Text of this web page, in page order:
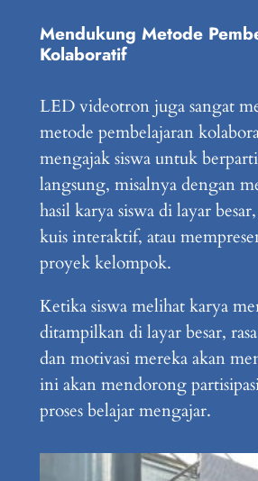
Mendukung Metode
Kolaboratif
LED videotron juga sangat
metode pembelajaran
mengajak siswa untuk
langsung, misalnya dengan
hasil karya siswa di layar
kuis interaktif, atau
proyek kelompok.
Ketika siswa melihat karya
ditampilkan di layar besar,
dan motivasi mereka akan
ini akan mendorong
proses belajar mengajar.